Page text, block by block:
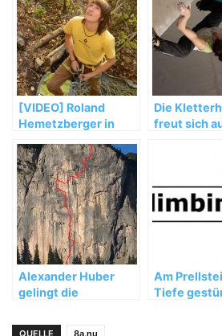
[VIDEO] Roland
Hemetzberger in
Die
freut sich
Alexander Huber
gelingt die
„Sansara“
Am
Tiefe
QUELLE
8a.nu